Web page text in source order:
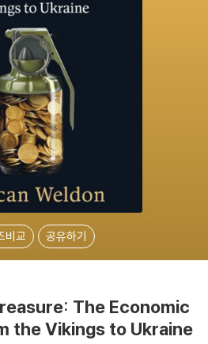
비교 공유하기
The Economic
the Vikings to Ukraine